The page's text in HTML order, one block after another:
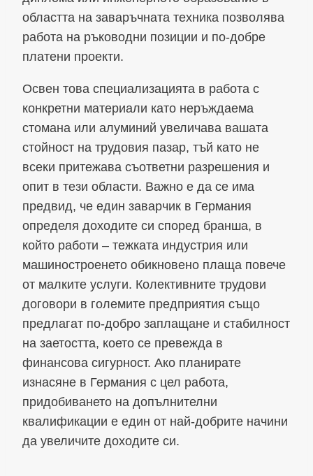
областта на заваръчната техника позволява
работа на ръководни позиции и по-добре
платени проекти.
Освен това специализацията в работа с
конкретни материали като неръждаема
стомана или алуминий увеличава вашата
стойност на трудовия пазар, тъй като не
всеки притежава съответни разрешения и
опит в тези области. Важно е да се има
предвид, че един заварчик в Германия
определя доходите си според бранша, в
който работи – тежката индустрия или
машиностроенето обикновено плаща повече
от малките услуги. Колективните трудови
договори в големите предприятия също
предлагат по-добро заплащане и стабилност
на заетостта, което се превежда в
финансова сигурност. Ако планирате
изнасяне в Германия с цел работа,
придобиването на допълнителни
квалификации е един от най-добрите начини
да увеличите доходите си.